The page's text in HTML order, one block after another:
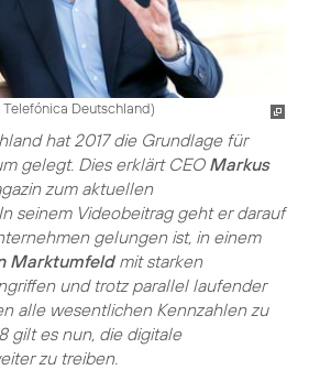
Deutschland)
hat 2017 die Grundlage für
gelegt. Dies erklärt CEO Markus
zum aktuellen
seinem Videobeitrag geht er darauf
gelungen ist, in einem
Marktumfeldmit starken
und trotz parallel laufender
alle wesentlichen Kennzahlen zu
gilt es nun, die digitale
zu treiben.